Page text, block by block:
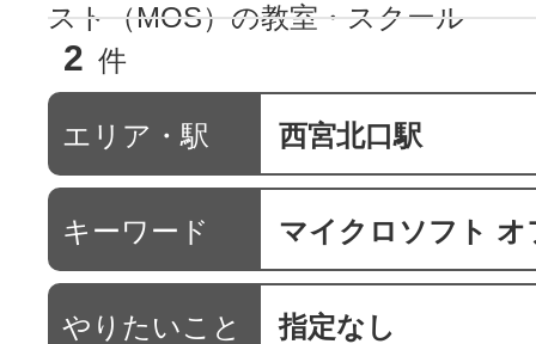
駅・路線か
通信講座を
スト（MOS）の教室・スクール
2 件
エリア・駅 西宮北口駅
キーワード マイクロソフト オフィス スペシ
やりたいこと 指定なし